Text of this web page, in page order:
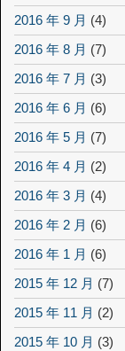
2016 年 9 月 (4)
2016 年 8 月 (7)
2016 年 7 月 (3)
2016 年 6 月 (6)
2016 年 5 月 (7)
2016 年 4 月 (2)
2016 年 3 月 (4)
2016 年 2 月 (6)
2016 年 1 月 (6)
2015 年 12 月 (7)
2015 年 11 月 (2)
2015 年 10 月 (3)